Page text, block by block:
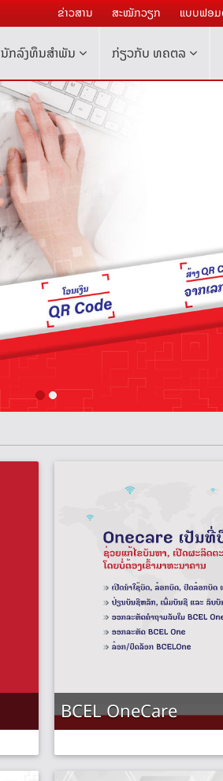
ຂ່າວສານ ສະໝັກວຽກ ແບບຟອມ
ນັກລົງທຶນສໍາພັນ ກ່ຽວກັບ ທຄຕລ
BCEL OneCare